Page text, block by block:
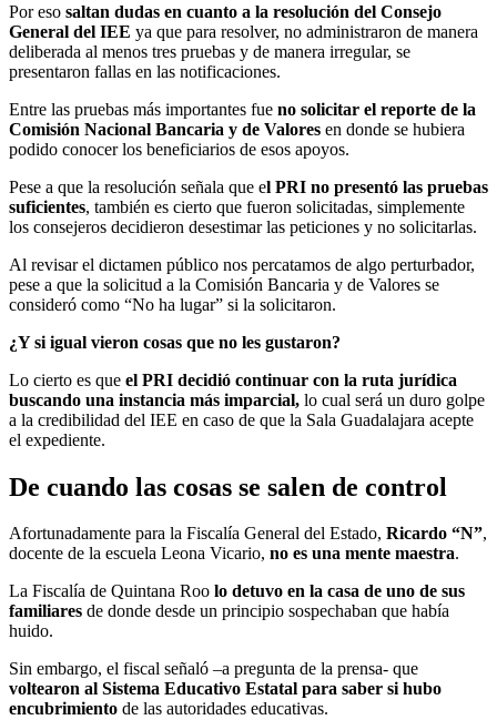
Por eso saltan dudas en cuanto a la resolución del Consejo
General del IEE ya que para resolver, no administraron de manera
deliberada al menos tres pruebas y de manera irregular, se
presentaron fallas en las notificaciones.
Entre las pruebas más importantes fue no solicitar el reporte de la
Comisión Nacional Bancaria y de Valores en donde se hubiera
podido conocer los beneficiarios de esos apoyos.
Pese a que la resolución señala que el PRI no presentó las pruebas
suficientes, también es cierto que fueron solicitadas, simplemente
los consejeros decidieron desestimar las peticiones y no solicitarlas.
Al revisar el dictamen público nos percatamos de algo perturbador,
pese a que la solicitud a la Comisión Bancaria y de Valores se
consideró como “No ha lugar” si la solicitaron.
¿Y si igual vieron cosas que no les gustaron?
Lo cierto es que el PRI decidió continuar con la ruta jurídica
buscando una instancia más imparcial, lo cual será un duro golpe
a la credibilidad del IEE en caso de que la Sala Guadalajara acepte
el expediente.
De cuando las cosas se salen de control
Afortunadamente para la Fiscalía General del Estado, Ricardo “N”,
docente de la escuela Leona Vicario, no es una mente maestra.
La Fiscalía de Quintana Roo lo detuvo en la casa de uno de sus
familiares de donde desde un principio sospechaban que había
huido.
Sin embargo, el fiscal señaló –a pregunta de la prensa- que
voltearon al Sistema Educativo Estatal para saber si hubo
encubrimiento de las autoridades educativas.